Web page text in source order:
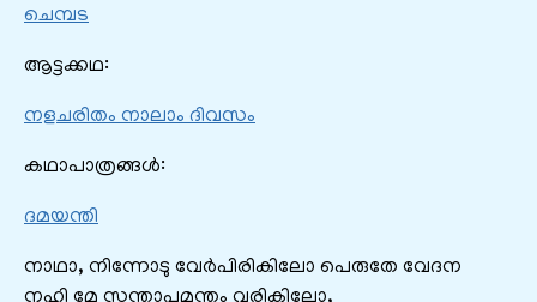
ചെമ്പട
ആട്ടക്കഥ:
നളചരിതം നാലാം ദിവസം
കഥാപാത്രങ്ങൾ:
ദമയന്തി
നാഥാ, നിന്നോടു വേർപിരികിലോ പെരുതേ വേദന